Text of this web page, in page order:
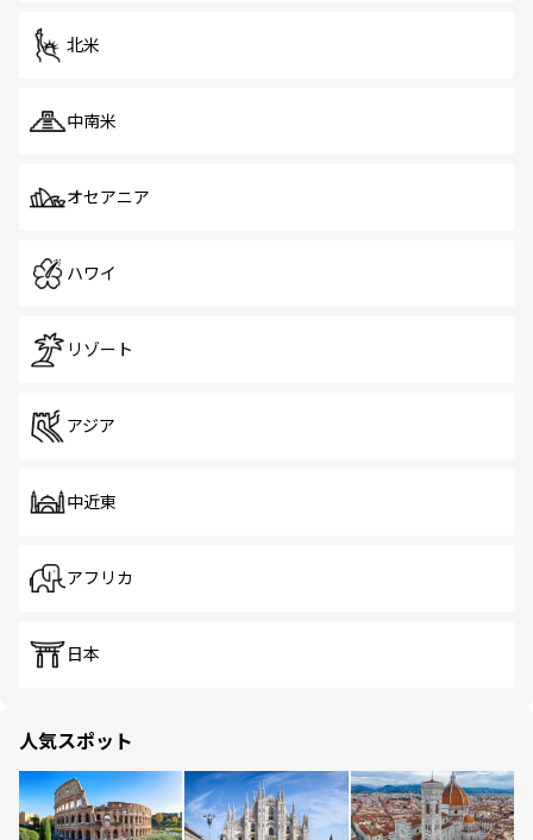
北米
中南米
オセアニア
ハワイ
リゾート
アジア
中近東
アフリカ
日本
人気スポット